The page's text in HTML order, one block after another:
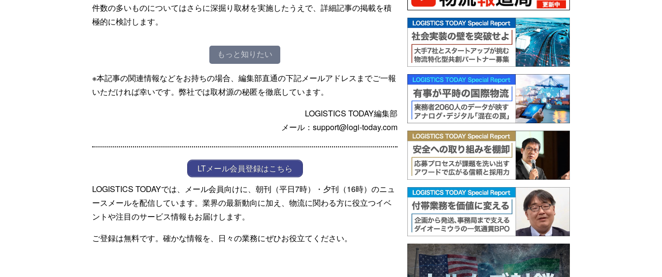
件数の多いものについてはさらに深掘り取材を実施したうえで、詳細記事の掲載を積
極的に検討します。
もっと知りたい
※本記事の関連情報などをお持ちの場合、編集部直通の下記メールアドレスまでご一報
いただければ幸いです。弊社では取材源の秘匿を徹底しています。
LOGISTICS TODAY編集部
メール：support@logi-today.com
LTメール会員登録はこちら
LOGISTICS TODAYでは、メール会員向けに、朝刊（平日7時）・夕刊（16時）のニュ
ースメールを配信しています。業界の最新動向に加え、物流に関わる方に役立つイベ
ントや注目のサービス情報もお届けします。
ご登録は無料です。確かな情報を、日々の業務にぜひお役立てください。